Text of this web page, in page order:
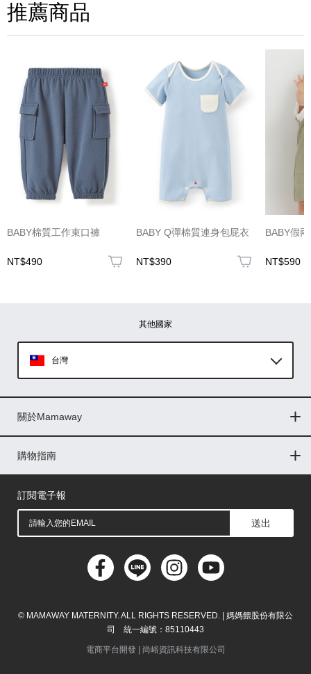
(圖片格式限jpg、jpeg)
圖片上傳 圖片上傳
推薦商品
BABY棉質工作束口褲
NT$490
BABY Q彈棉質連身包屁衣
NT$390
BABY假
NT$590
其他國家
台灣
印尼
菲律賓
馬來西亞
關於Mamaway
門市據點
最新消息
品牌故事
人力招募
媒體花絮
隱私權聲明
CSR企業社會責任
購物指南
購物常見問題
退換貨問題
儲值金使用條款
購買儲值金
發票問題
會員權益
線上留言
吸乳器-免費體驗
訂閱電子報
送出
© MAMAWAY MATERNITY. ALL RIGHTS RESERVED. | 媽媽餵股份有限公
司 統一編號：85110443
電商平台開發 | 尚峪資訊科技有限公司